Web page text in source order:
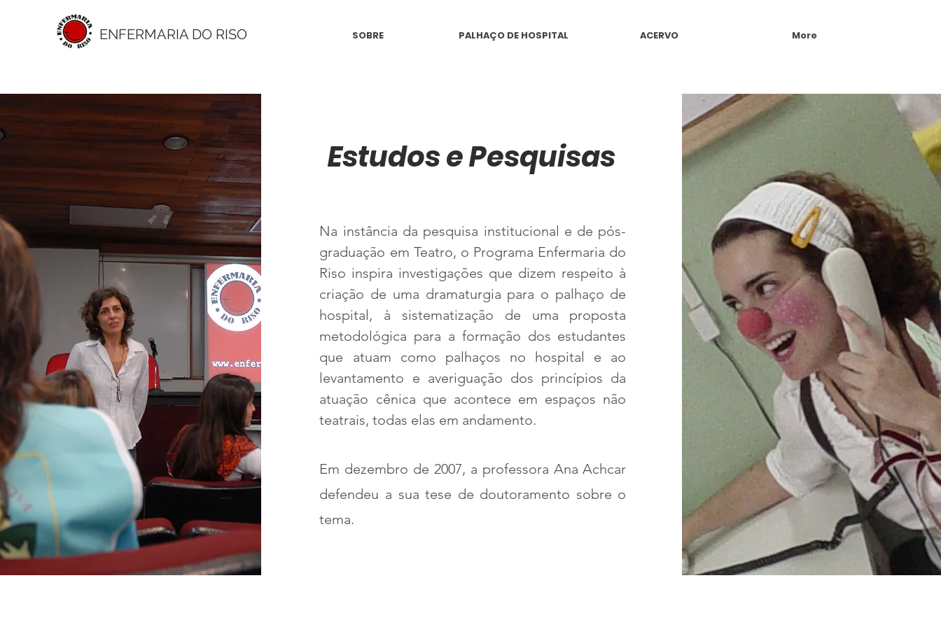
ENFERMARIA DO RISO SOBRE PALHAÇO DE HOSPITAL ACERVO More
Estudos e Pesquisas
Na instância da pesquisa institucional e de pós-
graduação em Teatro, o Programa Enfermaria do
Riso inspira investigações que dizem respeito à
criação de uma dramaturgia para o palhaço de
hospital, à sistematização de uma proposta
metodológica para a formação dos estudantes
que atuam como palhaços no hospital e ao
levantamento e averiguação dos princípios da
atuação cênica que acontece em espaços não
teatrais, todas elas em andamento.
Em dezembro de 2007, a professora Ana Achcar
defendeu a sua tese de doutoramento sobre o
tema.